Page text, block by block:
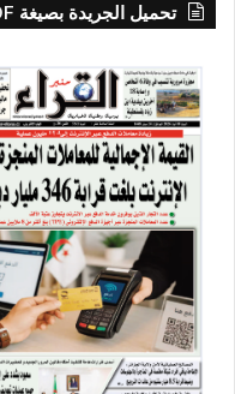
تحميل الجريدة بصيغة PDF